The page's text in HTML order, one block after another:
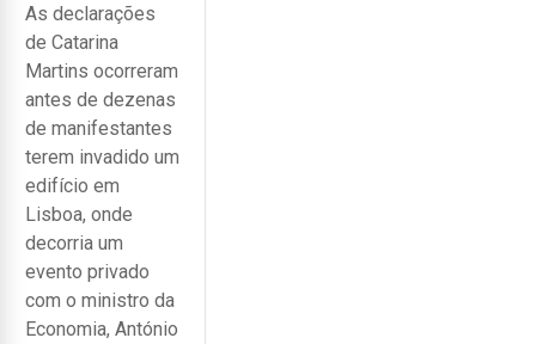
As declarações
de Catarina
Martins ocorreram
antes de dezenas
de manifestantes
terem invadido um
edifício em
Lisboa, onde
decorria um
evento privado
com o ministro da
Economia, António